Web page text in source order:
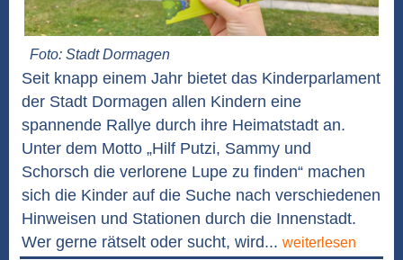
Foto: Stadt Dormagen
Seit knapp einem Jahr bietet das Kinderparlament
der Stadt Dormagen allen Kindern eine
spannende Rallye durch ihre Heimatstadt an.
Unter dem Motto „Hilf Putzi, Sammy und
Schorsch die verlorene Lupe zu finden“ machen
sich die Kinder auf die Suche nach verschiedenen
Hinweisen und Stationen durch die Innenstadt.
Wer gerne rätselt oder sucht, wird... weiterlesen